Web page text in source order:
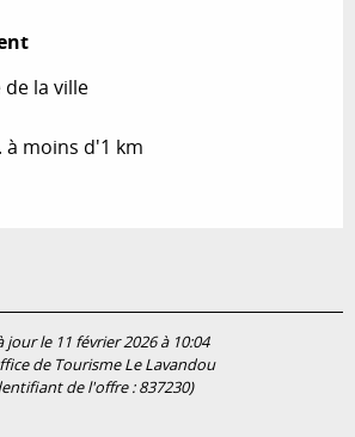
la ville
à moins d'1 km
jour le 11 février 2026 à 10:04
de Tourisme Le Lavandou
de l'offre :837230)